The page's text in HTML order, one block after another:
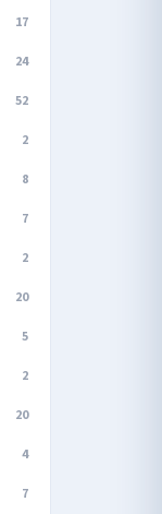
17
24
52
2
8
7
2
20
5
2
20
4
7